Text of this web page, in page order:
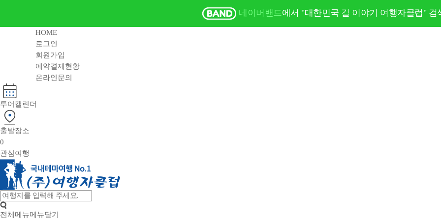
네이버밴드에서 "대한민국 길 이야기 여행자클럽" 검
HOME
로그인
회원가입
예약결제현황
온라인문의
투어캘린더
출발장소
0
관심여행
전체메뉴메뉴닫기